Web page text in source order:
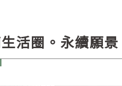
活圈。永續願